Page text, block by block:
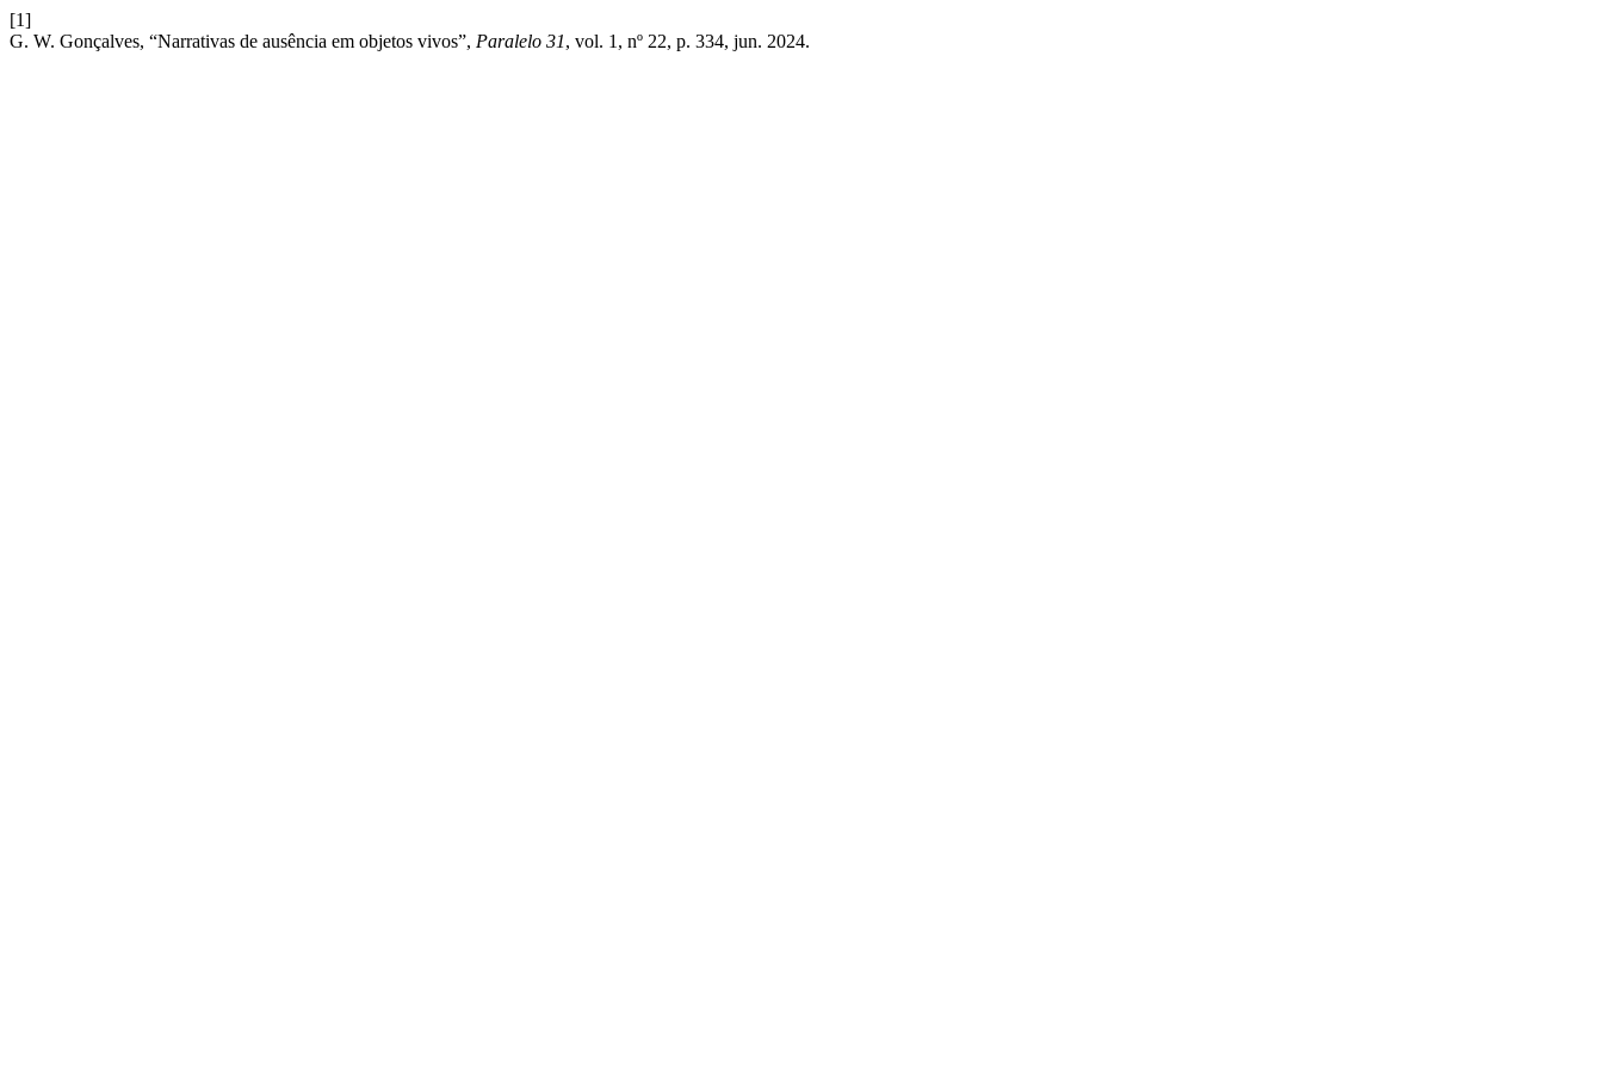
[1]
G. W. Gonçalves, “Narrativas de ausência em objetos vivos”, Paralelo 31, vol. 1, nº 22, p. 334, jun. 2024.